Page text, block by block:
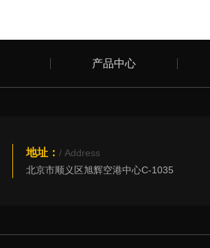
产品中心
地址： / Address
北京市顺义区旭辉空港中心C-1035